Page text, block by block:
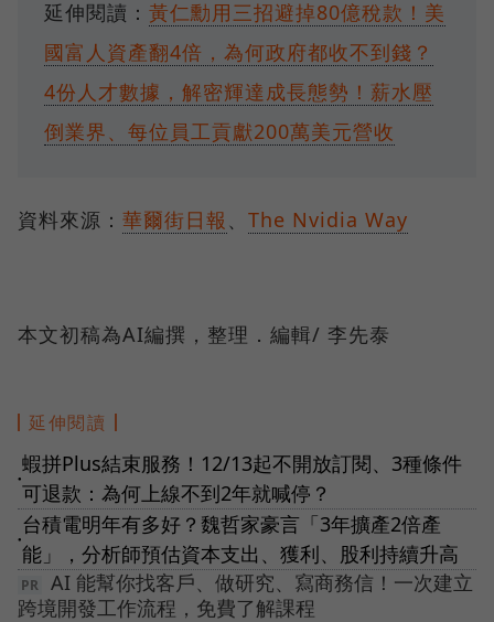
延伸閱讀： 黃仁勳用三招避掉80億稅款！美
國富人資產翻4倍，為何政府都收不到錢？
4份人才數據，解密輝達成長態勢！薪水壓
倒業界、每位員工貢獻200萬美元營收
資料來源： 華爾街日報 The Nvidia Way
本文初稿為AI編撰，整理．編輯/ 李先泰
延伸閱讀
●
蝦拼Plus結束服務！12/13起不開放訂閱、3種條件
可退款：為何上線不到2年就喊停？
●
台積電明年有多好？魏哲家豪言「3年擴產2倍產
能」，分析師預估資本支出、獲利、股利持續升高
AI 能幫你找客戶、做研究、寫商務信！一次建立
跨境開發工作流程，免費了解課程